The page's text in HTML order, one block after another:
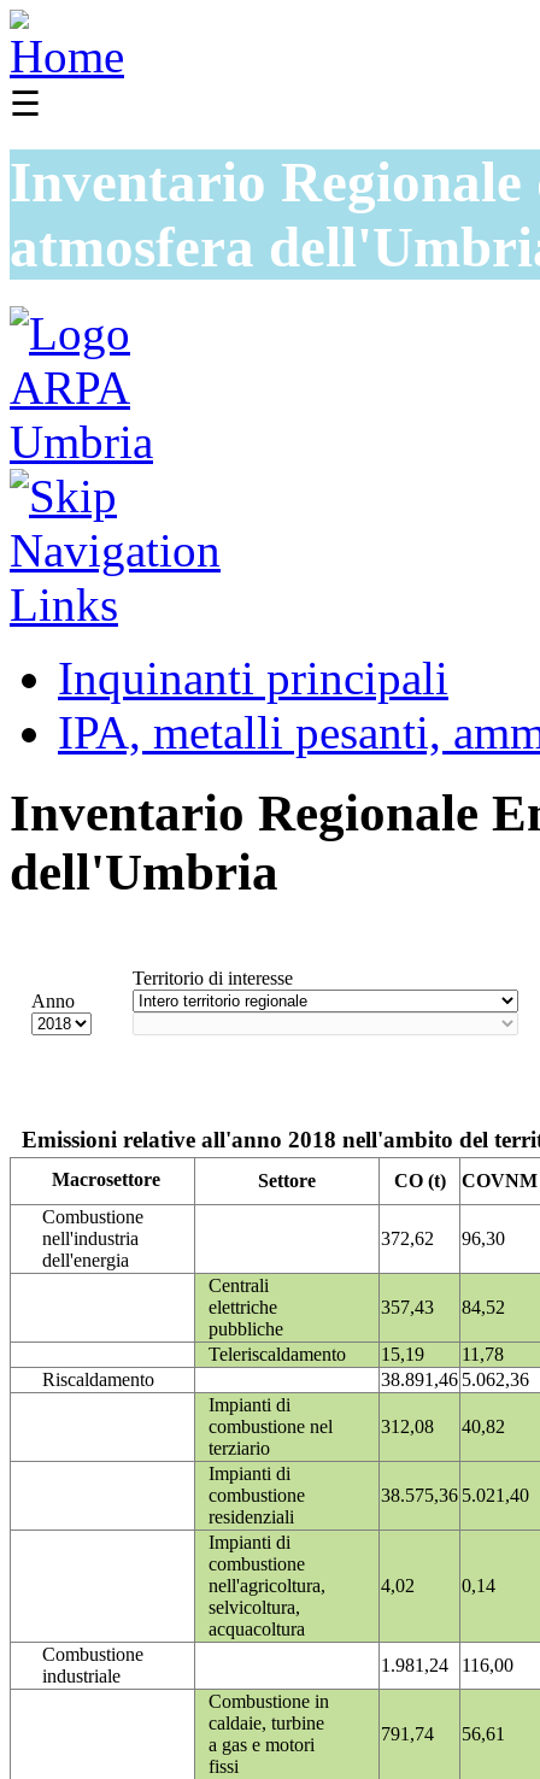
☰
Inventario
atmosfera
Inquinanti principali
IPA, metalli pesanti,
Inventario Regionale
dell'Umbria
Anno
Territorio di interesse
Emissioni relative all'anno 2018 nell'ambito del
Macrosettore Settore CO (t)
COVNM
Combustione
nell'industria
dell'energia
372,62 96,30
Centrali
elettriche
pubbliche
357,43 84,52
Teleriscaldamento 15,19
11,78
Riscaldamento
38.891,46 5.062,36
Impianti di
combustione nel
terziario
312,08 40,82
Impianti di
combustione
residenziali
38.575,36 5.021,40
Impianti di
combustione
nell'agricoltura,
selvicoltura,
acquacoltura
4,02 0,14
Combustione
industriale
1.981,24
116,00
Combustione in
caldaie, turbine
a gas e motori
fissi
791,74 56,61